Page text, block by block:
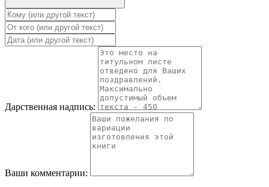
Дарственная надпись:
Ваши комментарии: